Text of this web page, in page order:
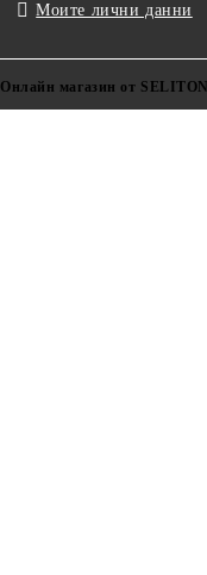
Моите лични данни
Онлайн магазин от SELITON